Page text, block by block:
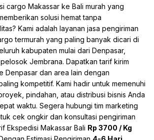
cargo Makassar ke Bali murah yang
solusi hemat tanpa
Kami adalah layanan jasa pengiriman
termurah yang paling banyak dicari di
kabupaten mulai dari Denpasar,
Jembrana. Dapatkan tarif kirim
Denpasar dan area lain dengan
kompetitif. Kami hadir untuk memenuhi
pindahan, atau distribusi bisnis Anda
waktu. Segera hubungi tim marketing
cek ongkir dan konsultasi pengiriman
Ekspedisi Makassar Bali Rp 3700 / Kg